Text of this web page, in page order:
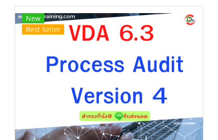
New
Best Seller